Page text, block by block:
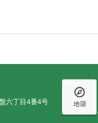
六丁目4番4号